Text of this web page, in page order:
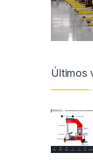
Últimos